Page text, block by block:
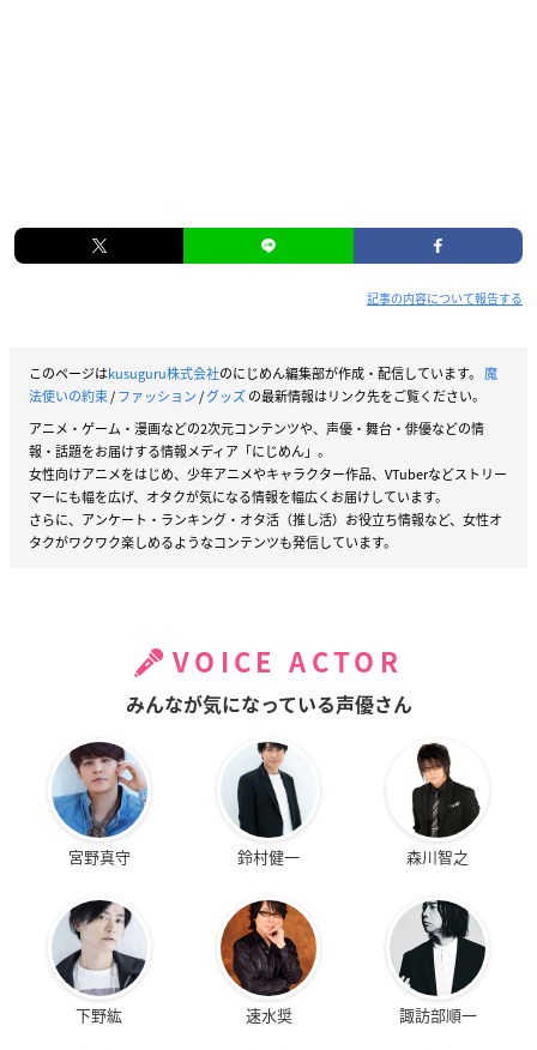
記事の内容について報告する
このページはkusuguru株式会社のにじめん編集部が作成・配信しています。 魔
法使いの約束/ファッション/グッズの最新情報はリンク先をご覧ください。
アニメ・ゲーム・漫画などの2次元コンテンツや、声優・舞台・俳優などの情
報・話題をお届けする情報メディア「にじめん」。
女性向けアニメをはじめ、少年アニメやキャラクター作品、VTuberなどストリー
マーにも幅を広げ、オタクが気になる情報を幅広くお届けしています。
さらに、アンケート・ランキング・オタ活（推し活）お役立ち情報など、女性オ
タクがワクワク楽しめるようなコンテンツも発信しています。
VOICE ACTOR
みんなが気になっている声優さん
宮野真守 鈴村健一 森川智之
下野紘 速水奨 諏訪部順一